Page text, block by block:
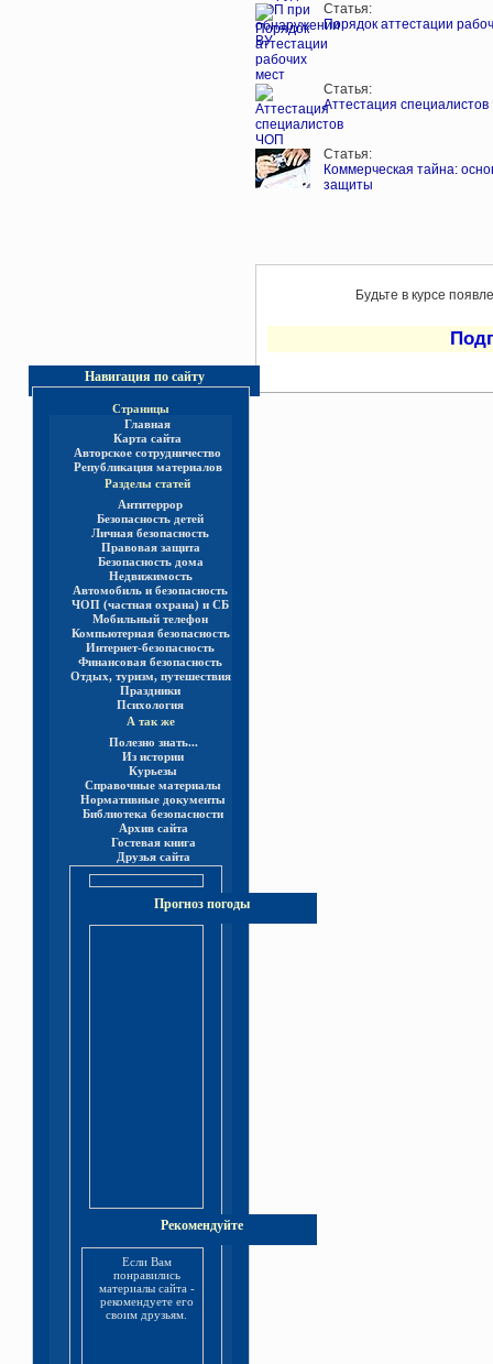
Статья:
Порядок аттестации
Статья:
Аттестация
Статья:
Коммерческая тайна:
защиты
Будьте в курсе
Навигация по сайту
Страницы
Главная
Карта сайта
Авторское сотрудничество
Републикация материалов
Разделы статей
Антитеррор
Безопасность детей
Личная безопасность
Правовая защита
Безопасность дома
Недвижимость
Автомобиль и безопасность
ЧОП (частная охрана) и СБ
Мобильный телефон
Компьютерная безопасность
Интернет-безопасность
Финансовая безопасность
Отдых, туризм, путешествия
Праздники
Психология
А так же
Полезно знать...
Из истории
Курьезы
Справочные материалы
Нормативные документы
Библиотека безопасности
Архив сайта
Гостевая книга
Друзья сайта
Прогноз погоды
Рекомендуйте
Если Вам
понравились
материалы сайта -
рекомендуете его
своим друзьям.